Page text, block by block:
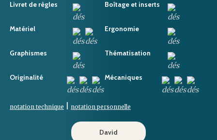
Livret de règles Boîtage et inserts
Matériel Ergonomie
Graphismes Thématisation
Originalité Mécaniques
notation technique notation personnelle
David